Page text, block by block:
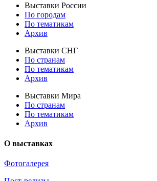
Выставки России
По городам
По тематикам
Архив
Выставки СНГ
По странам
По тематикам
Архив
Выставки Мира
По странам
По тематикам
Архив
О выставках
Фотогалерея